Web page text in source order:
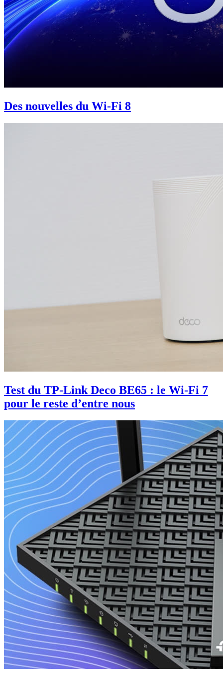
Des nouvelles du Wi-Fi 8
Test du TP-Link Deco BE65 : le Wi-Fi 7
pour le reste d’entre nous